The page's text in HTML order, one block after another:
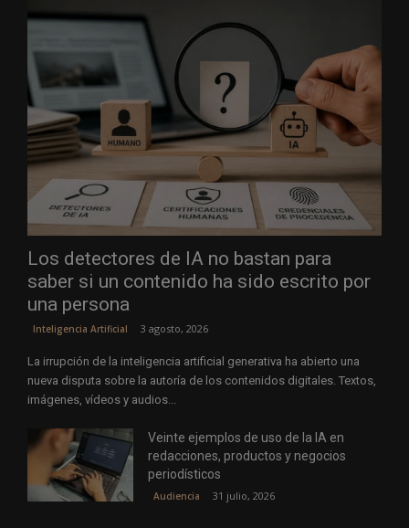
Los detectores de IA no bastan para
saber si un contenido ha sido escrito por
una persona
Inteligencia Artificial 3 agosto, 2026
La irrupción de la inteligencia artificial generativa ha abierto una
nueva disputa sobre la autoría de los contenidos digitales. Textos,
imágenes, vídeos y audios...
Veinte ejemplos de uso de la IA en
redacciones, productos y negocios
periodísticos
Audiencia 31 julio, 2026